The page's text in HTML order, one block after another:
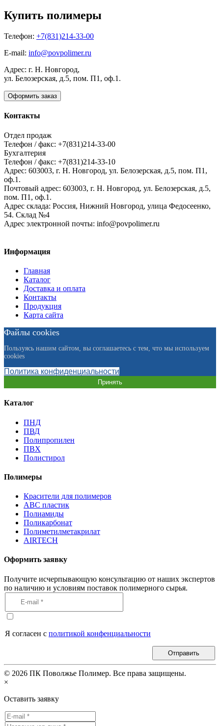
Купить полимеры
Телефон: +7(831)214-33-00
E-mail: info@povpolimer.ru
Адрес: г. Н. Новгород,
ул. Белозерская, д.5, пом. П1, оф.1.
Оформить заказ
Контакты
Отдел продаж
Телефон / факс: +7(831)214-33-00
Бухгалтерия
Телефон / факс: +7(831)214-33-10
Адрес: 603003, г. Н. Новгород, ул. Белозерская, д.5, пом. П1,
оф.1.
Почтовый адрес: 603003, г. Н. Новгород, ул. Белозерская, д.5,
пом. П1, оф.1.
Адрес склада: Россия, Нижний Новгород, улица Федосеенко,
54. Склад №4
Адрес электронной почты: info@povpolimer.ru
Информация
Главная
Каталог
Доставка и оплата
Контакты
Продукция
Карта сайта
Файлы cookies
Пользуясь нашим сайтом, вы соглашаетесь с тем, что мы используем
cookies
Политика конфиденциальности
Принять
Каталог
ПНД
ПВД
Полипропилен
ПВХ
Полистирол
Полимеры
Красители для полимеров
АВС пластик
Полиамиды
Поликарбонат
Полиметилметакрилат
AIRTECH
Оформить заявку
Получите исчерпывающую консультацию от наших экспертов
по наличию и условиям поставок полимерного сырья.
Я согласен с политикой конфенциальности
Отправить
© 2026 ПК Поволжье Полимер. Все права защищены.
×
Оставить заявку